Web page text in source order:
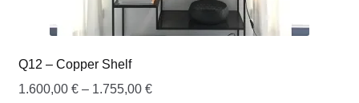
0 Artikel
Q12 – Copper Shelf
1.600,00 €– 1.755,00 €